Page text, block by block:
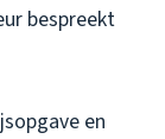
bespreekt
en